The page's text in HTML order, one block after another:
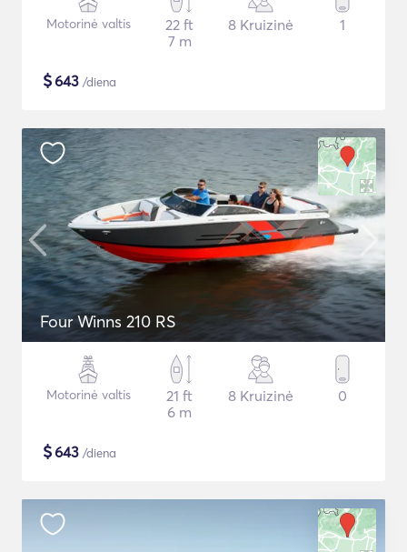
Motorinė valtis
22 ft
7 m
8 Kruizinė 1
$643 /diena
Four Winns 210 RS
Motorinė valtis
21 ft
6 m
8 Kruizinė 0
$643 /diena